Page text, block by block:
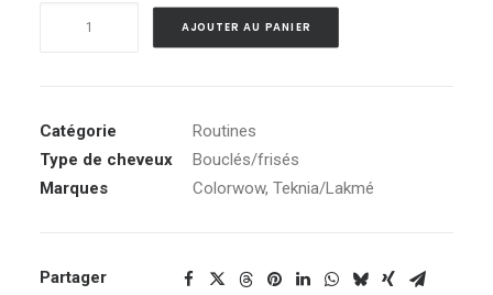
Frisottis
AJOUTER AU PANIER
Catégorie
Routines
Type de cheveux
Bouclés/frisés
Marques
Colorwow, Teknia/Lakmé
Partager